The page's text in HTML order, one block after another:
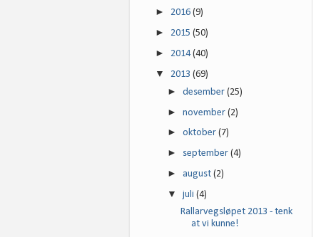
► 2016 (9)
► 2015 (50)
► 2014(40)
▼ 2013 (69)
►desember(25)
►november(2)
►oktober(7)
► september(4)
►august(2)
▼juli(4)
Rallarvegsløpet 2013 - tenk
at vi kunne!